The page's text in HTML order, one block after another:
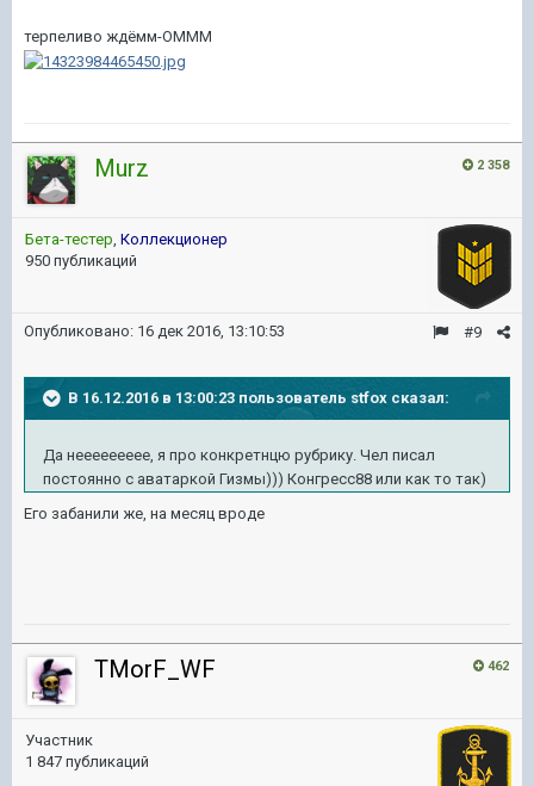
терпеливо ждёмм-ОМММ
2 358
Murz
Бета-тестер, Коллекционер
950 публикаций
#9
Опубликовано: 16 дек 2016, 13:10:53
В 16.12.2016 в 13:00:23 пользователь stfox сказал:
Да неееееееее, я про конкретнцю рубрику. Чел писал
постоянно с аватаркой Гизмы))) Конгресс88 или как то так)
Его забанили же, на месяц вроде
462
TMorF_WF
Участник
1 847 публикаций